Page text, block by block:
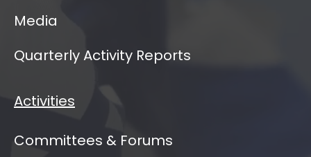
Media
Quarterly Activity Reports
Activities
Committees & Forums